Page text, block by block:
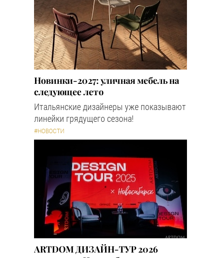
Новинки-2027: уличная мебель на
следующее лето
Итальянские дизайнеры уже показывают
линейки грядущего сезона!
#НОВОСТИ
ARTDOM ДИЗАЙН-ТУР 2026